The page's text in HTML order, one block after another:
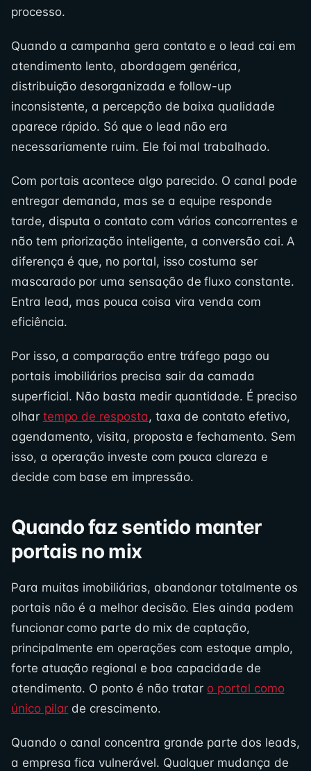
processo.
Quando a campanha gera contato e o lead cai em
atendimento lento, abordagem genérica,
distribuição desorganizada e follow-up
inconsistente, a percepção de baixa qualidade
aparece rápido. Só que o lead não era
necessariamente ruim. Ele foi mal trabalhado.
Com portais acontece algo parecido. O canal pode
entregar demanda, mas se a equipe responde
tarde, disputa o contato com vários concorrentes e
não tem priorização inteligente, a conversão cai. A
diferença é que, no portal, isso costuma ser
mascarado por uma sensação de fluxo constante.
Entra lead, mas pouca coisa vira venda com
eficiência.
Por isso, a comparação entre tráfego pago ou
portais imobiliários precisa sair da camada
superficial. Não basta medir quantidade. É preciso
olhar tempo de resposta, taxa de contato efetivo,
agendamento, visita, proposta e fechamento. Sem
isso, a operação investe com pouca clareza e
decide com base em impressão.
Quando faz sentido manter
portais no mix
Para muitas imobiliárias, abandonar totalmente os
portais não é a melhor decisão. Eles ainda podem
funcionar como parte do mix de captação,
principalmente em operações com estoque amplo,
forte atuação regional e boa capacidade de
atendimento. O ponto é não tratar o portal como
único pilar de crescimento.
Quando o canal concentra grande parte dos leads,
a empresa fica vulnerável. Qualquer mudança de